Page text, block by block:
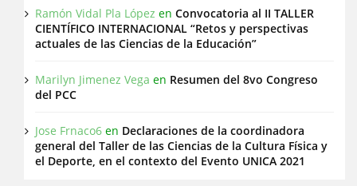
Ramón Vidal Pla López en Convocatoria al II TALLER
CIENTÍFICO INTERNACIONAL “Retos y perspectivas
actuales de las Ciencias de la Educación”
Marilyn Jimenez Vega en Resumen del 8vo Congreso
del PCC
Jose Frnaco6 en Declaraciones de la coordinadora
general del Taller de las Ciencias de la Cultura Física y
el Deporte, en el contexto del Evento UNICA 2021